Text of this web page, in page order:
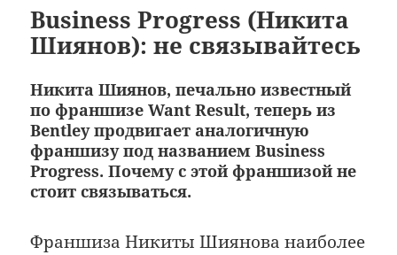
Business Progress (Никита
Шиянов): не связывайтесь
Никита Шиянов, печально известный
по франшизе Want Result, теперь из
Bentley продвигает аналогичную
франшизу под названием Business
Progress. Почему с этой франшизой не
стоит связываться.
Франшиза Никиты Шиянова наиболее